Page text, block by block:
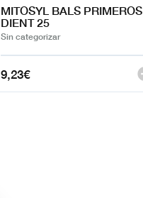
MITOSYL BALS PRIMEROS
DIENT 25
Sin categorizar
9,23€